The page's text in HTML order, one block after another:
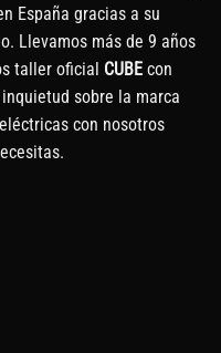
España gracias a su
Llevamos más de 9 años
taller oficial CUBE con
sobre la marca
con nosotros